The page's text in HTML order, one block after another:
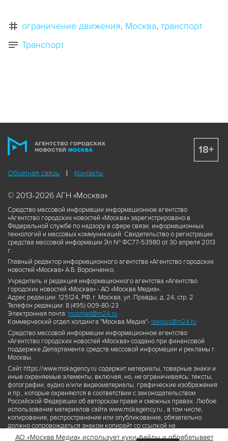
ограничение движения Москва транспорт
Транспорт
Обратная связь Контакты
© 2013-2026 АГН «Москва»
Средство массовой информации информационное агентство
«Агентство городских новостей «Москва» зарегистрировано в
Федеральной службе по надзору в сфере связи, информационных
технологий и массовых коммуникаций. Свидетельство о регистрации
средства массовой информации Эл № ФС77-53980 от 30 апреля 2013
г.
Главный редактор информационного агентства «Агентство городских
новостей «Москва» А.Б. Воронченко.
Учредитель и редакция информационного агентства «Агентство
городских новостей «Москва» - АО «Москва Медиа».
Адрес редакции: 125124, РФ, г. Москва, ул. Правды, д. 24, стр. 2
Телефон редакции: 8 (495) 009-80-23
Электронная почта: mosmed@m24.ru
Коммерческий отдел холдинга "Москва Медиа"- ibelous@m24.ru
Средство массовой информации информационное агентство
«Агентство городских новостей «Москва» создано при финансовой
поддержке Департамента средств массовой информации и рекламы г.
Москвы.
Сайт https://www.mskagency.ru содержит материалы, товарные знаки и
иные охраняемые элементы, включая, но, не ограничиваясь: тексты,
фотографии, аудио и/или видеоматериалы, графические изображения
и пр., которые охраняются в соответствии с законодательством
Российской Федерации об авторском праве и смежных правах. Любое
использование материалов сайта www.mskagency.ru , в том числе,
копирование, распространение или опубликование, обязательно
должно сопровождаться знаком копирайт со ссылкой на
правообладателя © АО «Москва Медиа», а также гиперссылкой на сайт
18+
АО «Москва Медиа» использует куки-файлы и обрабатывает